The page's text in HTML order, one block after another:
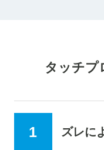
タッチプ
ズレに